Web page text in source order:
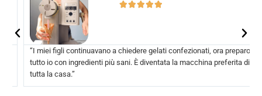

“I miei figli continuavano a chiedere gelati confezionati, ora preparo
tutto io con ingredienti più sani. È diventata la macchina preferita di
tutta la casa.”